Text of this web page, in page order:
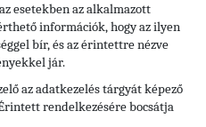
esetekben az alkalmazott
információk, hogy az ilyen
bír, és az érintettre nézve
jár.
az adatkezelés tárgyát képező
rendelkezésére bocsátja